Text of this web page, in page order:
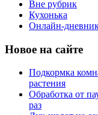
Вне рубрик
Кухонька
Онлайн-
Новое на сайте
Подкормка
растения
Обработка от
раз